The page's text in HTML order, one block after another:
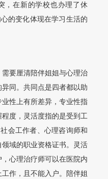
，在新的学校也办理了休
的变化体现在学习生活的
要厘清陪伴姐姐与心理治
同。共同点是四者都以助
性上有所差异，专业性指
度，灵活度指的是受到工
会工作者、心理咨询师和
域的职业资格证书。灵活
心理治疗师可以在医院内
作，且不能入户。陪伴姐